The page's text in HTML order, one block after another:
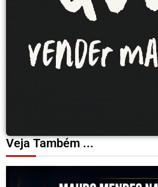
Veja Também ...